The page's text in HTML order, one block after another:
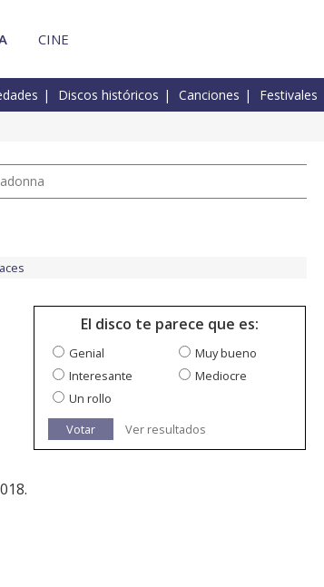
CINE
Discos históricos Canciones Festivales
El disco te parece que es:
Genial
Muy bueno
Interesante
Mediocre
Un rollo
Votar
Ver resultados